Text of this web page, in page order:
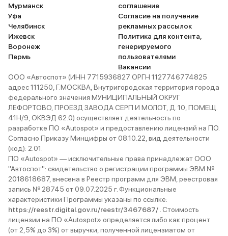
Белый
2026
2 575 000 ₽
2 317 500 ₽
ГАЗ • Газель Бизнес (бортовая)
В наличии
Белый 1 авто Казань
2026
Мурманск
Уфа
Челябинск
Ижевск
Воронеж
Пермь
соглашение
Согласие на получение
рекламных рассылок
Политика для контента,
генерируемого
пользователями
Вакансии
ООО «Автоспот» (ИНН 7715936827 ОРГН 1127746774825
адрес 111250, Г.МОСКВА, Внутригородская территория города
федерального значения МУНИЦИПАЛЬНЫЙ ОКРУГ
ЛЕФОРТОВО, ПРОЕЗД ЗАВОДА СЕРП И МОЛОТ, Д. 10, ПОМЕЩ.
41Н/9, ОКВЭД 62.0) осуществляет деятельность по
разработке ПО «Autospot» и предоставлению лицензий на ПО.
Согласно Приказу Минцифры от 08.10.22, вид деятельности
(код): 2.01.
ПО «Autospot» — исключительные права принадлежат ООО
"Автоспот": свидетельство о регистрации программы ЭВМ №
2018618687, внесена в Реестр программ для ЭВМ, реестровая
запись № 28745 от 09.07.2025 г. Функциональные
характеристики Программы указаны по ссылке:
https://reestr.digital.gov.ru/reestr/3467687/ . Стоимость
лицензии на ПО «Autospot» определяется либо как процент
(от 2,5% до 3%) от выручки, полученной лицензиатом от